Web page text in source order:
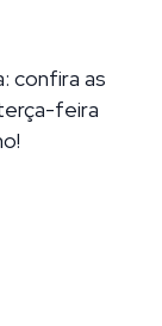
confira as
feira